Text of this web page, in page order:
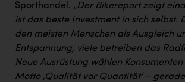
Maximarkt
Oldtimer Raststationen und Motorhotels
Österreichischer Kachelofenverband
Orlen
Sporthandel. „Der Bikereport zeigt
ist das beste Investment in sich selbst.
den meisten Menschen als Ausgleich
Entspannung, viele betreiben das
Neue Ausrüstung wählen
Motto ‚Qualität vor Quantität‘ –